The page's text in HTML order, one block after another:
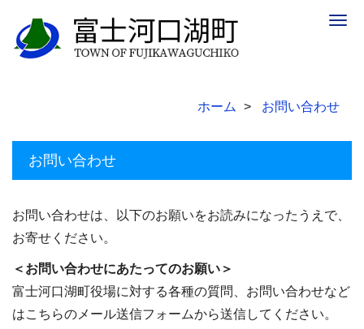
ホーム お問い合わせ
お問い合わせ
お問い合わせは、以下のお願いをお読みになったうえで、
お寄せください。
＜お問い合わせにあたってのお願い＞
富士河口湖町役場に対する各種の質問、お問い合わせなど
はこちらのメール送信フォームから送信してください。